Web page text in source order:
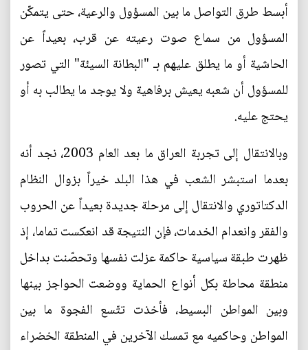
أبسط طرق التواصل ما بين المسؤول والرعية، حتى يتمكّن
المسؤول من سماع صوت رعيته عن قرب، بعيداً عن
الحاشية أو ما يطلق عليهم بـ "البطانة السيئة" التي تصور
للمسؤول أن شعبه يعيش برفاهية ولا يوجد ما يطالب به أو
يحتج عليه.
وبالانتقال إلى تجربة العراق ما بعد العام 2003، نجد أنه
بعدما استبشر الشعب في هذا البلد خيراً بزوال النظام
الدكتاتوري والانتقال إلى مرحلة جديدة بعيداً عن الحروب
والفقر وانعدام الخدمات، فإن النتيجة قد انعكست تماما، إذ
ظهرت طبقة سياسية حاكمة عزلت نفسها وتحصّنت بداخل
منطقة محاطة بكل أنواع الحماية ووضعت الحواجز بينها
وبين المواطن البسيط، فأخذت تتّسع الفجوة ما بين
المواطن وحاكميه مع تمسك الآخرين في المنطقة الخضراء